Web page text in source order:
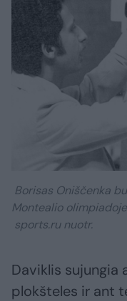
Borisas Oniščenka
Montealio olimpiadoje
sports.ru nuotr.
Daviklis sujungia
plokšteles ir ant